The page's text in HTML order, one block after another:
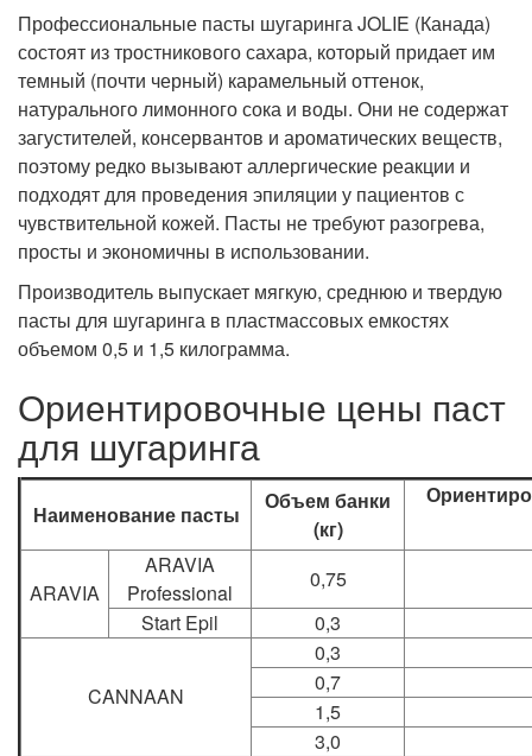
Профессиональные пасты шугаринга JOLIE (Канада)
состоят из тростникового сахара, который придает им
темный (почти черный) карамельный оттенок,
натурального лимонного сока и воды. Они не содержат
загустителей, консервантов и ароматических веществ,
поэтому редко вызывают аллергические реакции и
подходят для проведения эпиляции у пациентов с
чувствительной кожей. Пасты не требуют разогрева,
просты и экономичны в использовании.
Производитель выпускает мягкую, среднюю и твердую
пасты для шугаринга в пластмассовых емкостях
объемом 0,5 и 1,5 килограмма.
Ориентировочные цены паст
для шугаринга
Наименование пасты
Объем банки
(кг)
ARAVIA
ARAVIA
Professional
0,75
Start Epil
0,3
CANNAAN
0,3
0,7
1,5
3,0